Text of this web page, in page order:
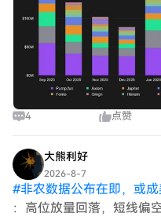
4 点赞
大熊利好
2026-8-7
#非农数据公布在即，或
：高位放量回落，短线偏